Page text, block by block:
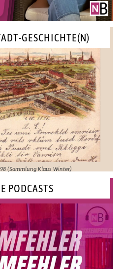
GESCHICHTE(N)
(Sammlung Klaus Winter)
PODCASTS